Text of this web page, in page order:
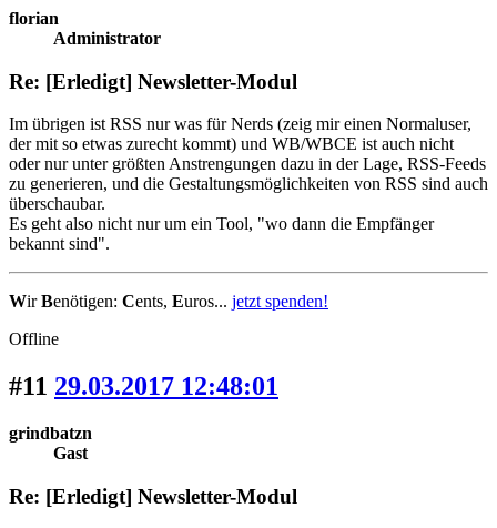
florian
Administrator
Re: [Erledigt] Newsletter-Modul
Im übrigen ist RSS nur was für Nerds (zeig mir einen Normaluser,
der mit so etwas zurecht kommt) und WB/WBCE ist auch nicht
oder nur unter größten Anstrengungen dazu in der Lage, RSS-Feeds
zu generieren, und die Gestaltungsmöglichkeiten von RSS sind auch
überschaubar.
Es geht also nicht nur um ein Tool, "wo dann die Empfänger
bekannt sind".
WirBenötigen: Cents, Euros... jetzt spenden!
Offline
#11 29.03.2017 12:48:01
grindbatzn
Gast
Re: [Erledigt] Newsletter-Modul